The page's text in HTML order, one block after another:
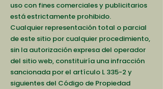
uso con fines comerciales y publicitarios
está estrictamente prohibido.
Cualquier representación total o parcial
de este sitio por cualquier procedimiento,
sin la autorización expresa del operador
del sitio web, constituiría una infracción
sancionada por el artículo L 335-2 y
siguientes del Código de Propiedad